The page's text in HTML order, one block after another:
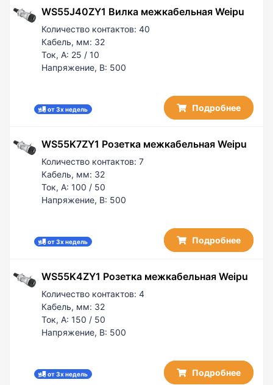
WS55J40ZY1 Вилка межкабельная Weipu
Количество контактов: 40
Кабель, мм: 32
Ток, А: 25 / 10
Напряжение, В: 500
от 3х недель Подробнее
WS55K7ZY1 Розетка межкабельная Weipu
Количество контактов: 7
Кабель, мм: 32
Ток, А: 100 / 50
Напряжение, В: 500
от 3х недель Подробнее
WS55K4ZY1 Розетка межкабельная Weipu
Количество контактов: 4
Кабель, мм: 32
Ток, А: 150 / 50
Напряжение, В: 500
от 3х недель Подробнее